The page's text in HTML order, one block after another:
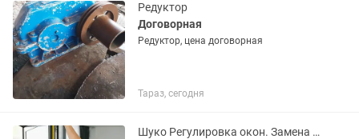
Редуктор
Договорная
Редуктор, цена договорная
Тараз, сегодня
Шуко Регулировка окон. Замена редукторов и других механизмов Schuco